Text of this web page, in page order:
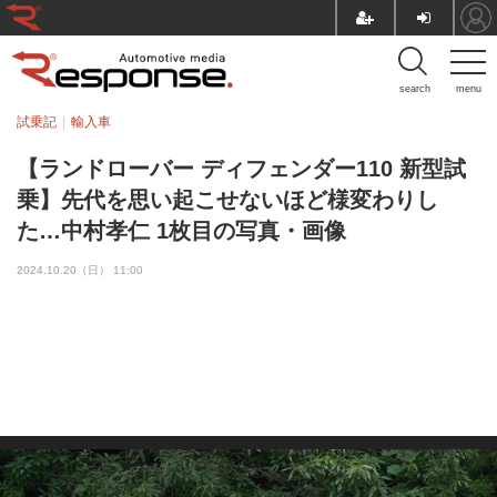
menu
search
【ランドローバー ディフェンダー110 新型試
乗】先代を思い起こせないほど様変わりし
た…中村孝仁 1枚目の写真・画像
試乗記 輸入車
2024.10.20（日） 11:00